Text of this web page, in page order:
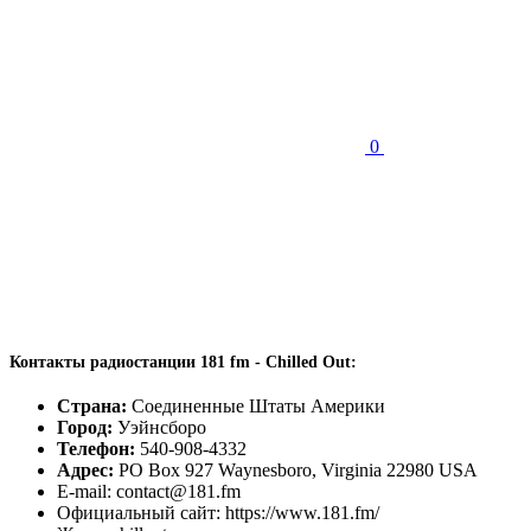
0
Контакты радиостанции 181 fm - Chilled Out:
Страна: Соединенные Штаты Америки
Город: Уэйнсборо
Телефон: 540-908-4332
Адрес: PO Box 927 Waynesboro, Virginia 22980 USA
E-mail: contact@181.fm
Официальный сайт: https://www.181.fm/